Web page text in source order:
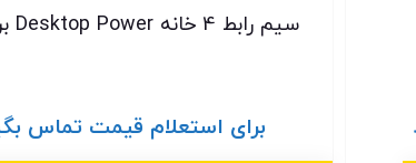
سیم رابط 4 خانه Desktop Power برننشتول
برای استعلام قیمت تماس